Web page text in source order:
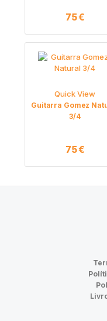
75€
Quick View
Guitarra Gomez
3/4
75€